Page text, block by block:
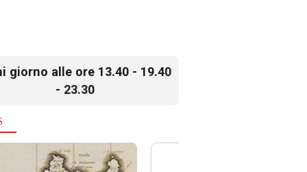
giorno alle ore 13.40 - 19.40
- 23.30